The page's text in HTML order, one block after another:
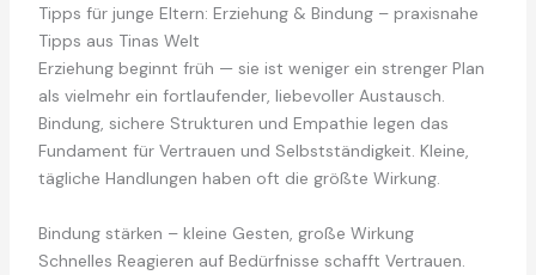
Tipps für junge Eltern: Erziehung & Bindung – praxisnahe
Tipps aus Tinas Welt
Erziehung beginnt früh — sie ist weniger ein strenger Plan
als vielmehr ein fortlaufender, liebevoller Austausch.
Bindung, sichere Strukturen und Empathie legen das
Fundament für Vertrauen und Selbstständigkeit. Kleine,
tägliche Handlungen haben oft die größte Wirkung.
Bindung stärken – kleine Gesten, große Wirkung
Schnelles Reagieren auf Bedürfnisse schafft Vertrauen.